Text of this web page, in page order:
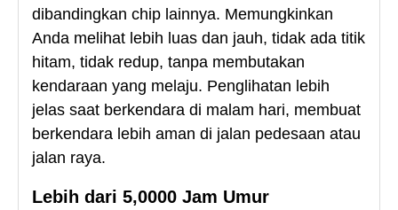
dibandingkan chip lainnya. Memungkinkan
Anda melihat lebih luas dan jauh, tidak ada titik
hitam, tidak redup, tanpa membutakan
kendaraan yang melaju. Penglihatan lebih
jelas saat berkendara di malam hari, membuat
berkendara lebih aman di jalan pedesaan atau
jalan raya.
Lebih dari 5,0000 Jam Umur